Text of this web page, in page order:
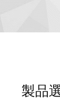
製品